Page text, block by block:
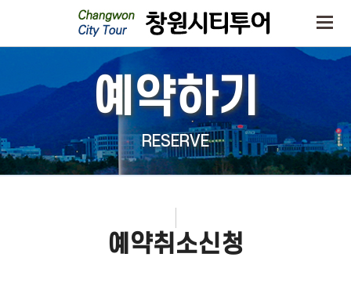
예약하기
RESERVE
예약취소신청